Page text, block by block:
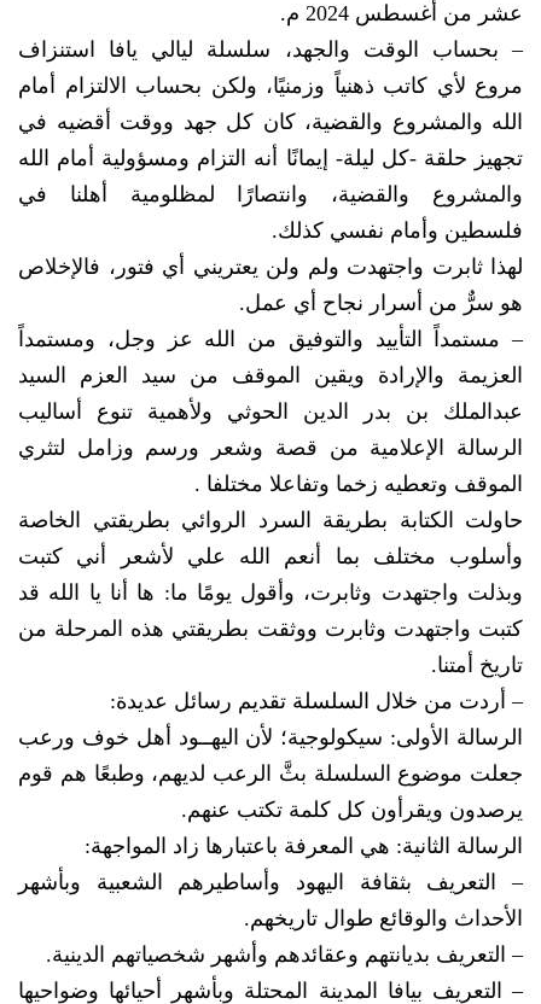
عشر من أغسطس 2024 م.
– بحساب الوقت والجهد، سلسلة ليالي يافا استنزاف
مروع لأي كاتب ذهنياً وزمنيًا، ولكن بحساب الالتزام أمام
الله والمشروع والقضية، كان كل جهد ووقت أقضيه في
تجهيز حلقة -كل ليلة- إيمانًا أنه التزام ومسؤولية أمام الله
والمشروع والقضية، وانتصارًا لمظلومية أهلنا في
فلسطين وأمام نفسي كذلك.
لهذا ثابرت واجتهدت ولم ولن يعتريني أي فتور، فالإخلاص
هو سرٌّ من أسرار نجاح أي عمل.
– مستمداً التأييد والتوفيق من الله عز وجل، ومستمداً
العزيمة والإرادة ويقين الموقف من سيد العزم السيد
عبدالملك بن بدر الدين الحوثي ولأهمية تنوع أساليب
الرسالة الإعلامية من قصة وشعر ورسم وزامل لتثري
الموقف وتعطيه زخما وتفاعلا مختلفا .
حاولت الكتابة بطريقة السرد الروائي بطريقتي الخاصة
وأسلوب مختلف بما أنعم الله علي لأشعر أني كتبت
وبذلت واجتهدت وثابرت، وأقول يومًا ما: ها أنا يا الله قد
كتبت واجتهدت وثابرت ووثقت بطريقتي هذه المرحلة من
تاريخ أمتنا.
– أردت من خلال السلسلة تقديم رسائل عديدة:
الرسالة الأولى: سيكولوجية؛ لأن اليهــود أهل خوف ورعب
جعلت موضوع السلسلة بثَّ الرعب لديهم، وطبعًا هم قوم
يرصدون ويقرأون كل كلمة تكتب عنهم.
الرسالة الثانية: هي المعرفة باعتبارها زاد المواجهة:
– التعريف بثقافة اليهود وأساطيرهم الشعبية وبأشهر
الأحداث والوقائع طوال تاريخهم.
– التعريف بديانتهم وعقائدهم وأشهر شخصياتهم الدينية.
– التعريف بيافا المدينة المحتلة وبأشهر أحيائها وضواحيها